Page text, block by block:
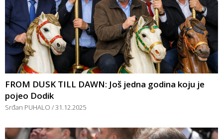
FROM DUSK TILL DAWN: Još jedna godina koju je
pojeo Dodik
Srđan PUHALO 31.12.2025